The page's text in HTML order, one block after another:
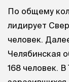
По общему
лидирует
человек.
Челябинская
168 человек.